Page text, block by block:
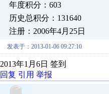
年度积分：603
历史总积分：131640
注册：2006年4月25日
发表于：2013-01-06 09:27:10
2013年1月6日 签到
回复 引用 举报